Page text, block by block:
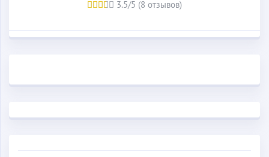
Среди других особенностей и преимуществ данной
кабины с крышей и лобовым стеклом; встроенная
3.5/5 (8 отзывов)